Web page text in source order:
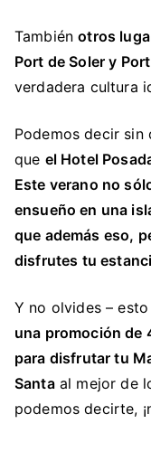
Tambiénotros
Port de Soler y
verdadera cultura
Podemos decir sin
que el Hotel
Este verano no
ensueño en una
que además eso,
disfrutes tu
Y no olvides –
una promoción de
para disfrutar tu
Santaal mejor de
podemos decirte,